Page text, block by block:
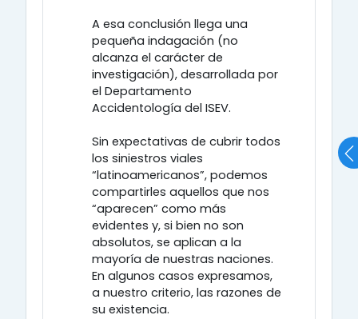
A esa conclusión llega una
pequeña indagación (no
alcanza el carácter de
investigación), desarrollada por
el Departamento
Accidentología del ISEV.
Sin expectativas de cubrir todos
los siniestros viales
“latinoamericanos”, podemos
compartirles aquellos que nos
“aparecen” como más
evidentes y, si bien no son
absolutos, se aplican a la
mayoría de nuestras naciones.
En algunos casos expresamos,
a nuestro criterio, las razones de
su existencia.